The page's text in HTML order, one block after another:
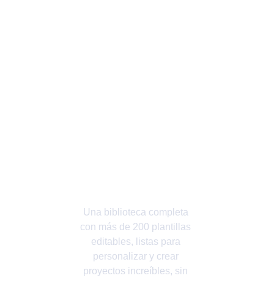
Una biblioteca completa
con más de 200 plantillas
editables, listas para
personalizar y crear
proyectos increíbles, sin